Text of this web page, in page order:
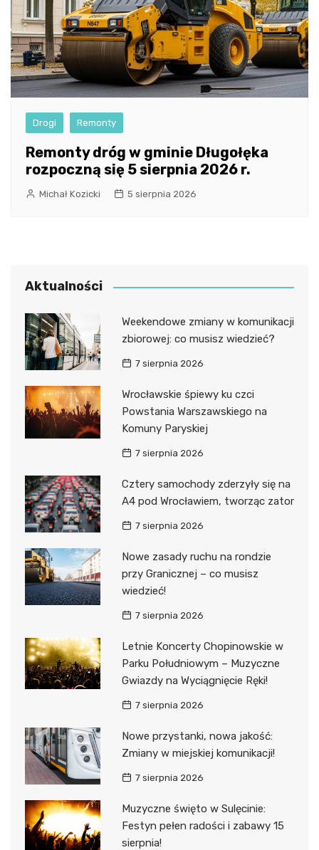
Drogi Remonty
Remonty dróg w gminie Długołęka
rozpoczną się 5 sierpnia 2026 r.
Michał Kozicki 5 sierpnia 2026
Aktualności
Weekendowe zmiany w komunikacji
zbiorowej: co musisz wiedzieć?
7 sierpnia 2026
Wrocławskie śpiewy ku czci
Powstania Warszawskiego na
Komuny Paryskiej
7 sierpnia 2026
Cztery samochody zderzyły się na
A4 pod Wrocławiem, tworząc zator
7 sierpnia 2026
Nowe zasady ruchu na rondzie
przy Granicznej – co musisz
wiedzieć!
7 sierpnia 2026
Letnie Koncerty Chopinowskie w
Parku Południowym – Muzyczne
Gwiazdy na Wyciągnięcie Ręki!
7 sierpnia 2026
Nowe przystanki, nowa jakość:
Zmiany w miejskiej komunikacji!
7 sierpnia 2026
Muzyczne święto w Sulęcinie:
Festyn pełen radości i zabawy 15
sierpnia!